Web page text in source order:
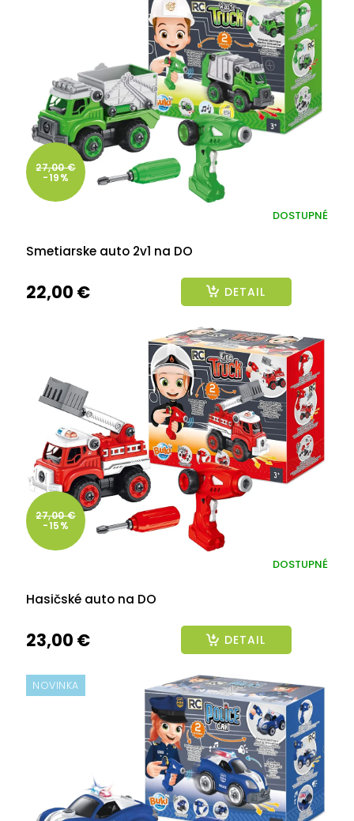
27,00 €
-19%
Smetiarske auto 2v1 na DO
DOSTUPNÉ
22,00 € DETAIL
27,00 €
-15%
Hasičské auto na DO
DOSTUPNÉ
23,00 € DETAIL
NOVINKA